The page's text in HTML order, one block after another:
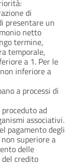
di
presentare un
netto
termine,
temporale,
a 1. Per le
inferiore a
a processi di
ad
associativi.
pagamento degli
superiore a
delle
credito